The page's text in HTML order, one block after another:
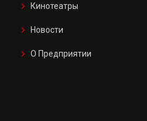
Кинотеатры
Новости
О Предприятии